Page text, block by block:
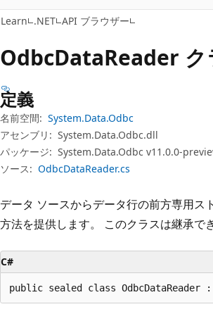
プ
ス
キ
ッ
プ
Learn .NET API ブラウザー
OdbcDataReader ク
定義
名前空間: System.Data.Odbc
アセンブリ: System.Data.Odbc.dll
パッケージ: System.Data.Odbc v11.0.0-
ソース: OdbcDataReader.cs
データ ソースからデータ行の前方専用ス
方法を提供します。 このクラスは継承で
C#
public sealed class OdbcDataReader :